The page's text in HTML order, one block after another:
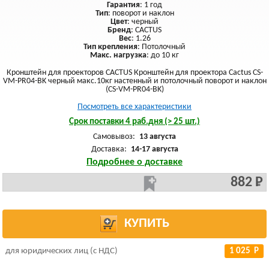
Гарантия: 1 год
Тип: поворот и наклон
Цвет: черный
Бренд: CACTUS
Вес: 1.26
Тип крепления: Потолочный
Макс. нагрузка: до 10 кг
Кронштейн для проекторов CACTUS Кронштейн для проектора Cactus CS-
VM-PR04-BK черный макс.10кг настенный и потолочный поворот и наклон
(CS-VM-PR04-BK)
Посмотреть все характеристики
Срок поставки 4 раб.дня (> 25 шт.)
Самовывоз: 13 августа
Доставка: 14-17 августа
Подробнее о доставке
882 Р
КУПИТЬ
для юридических лиц (с НДС) 1 025 Р